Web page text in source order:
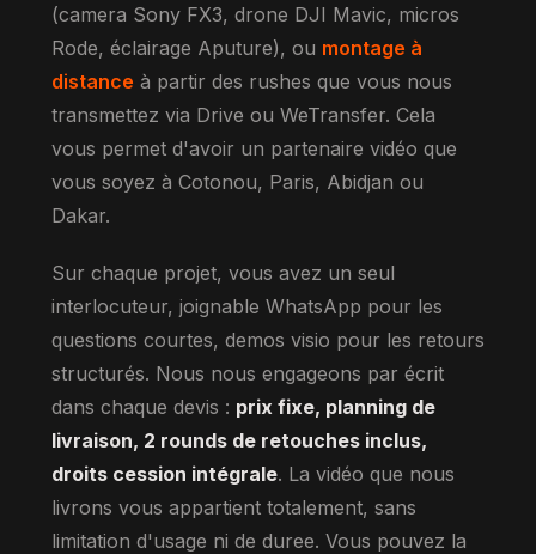
(camera Sony FX3, drone DJI Mavic, micros
Rode, éclairage Aputure), ou montage à
distance à partir des rushes que vous nous
transmettez via Drive ou WeTransfer. Cela
vous permet d'avoir un partenaire vidéo que
vous soyez à Cotonou, Paris, Abidjan ou
Dakar.
Sur chaque projet, vous avez un seul
interlocuteur, joignable WhatsApp pour les
questions courtes, demos visio pour les retours
structurés. Nous nous engageons par écrit
dans chaque devis : prix fixe, planning de
livraison, 2 rounds de retouches inclus,
droits cession intégrale. La vidéo que nous
livrons vous appartient totalement, sans
limitation d'usage ni de duree. Vous pouvez la